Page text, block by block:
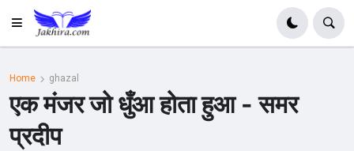
Home ghazal
एक मंजर जो धुँआ होता हुआ - समर
प्रदीप